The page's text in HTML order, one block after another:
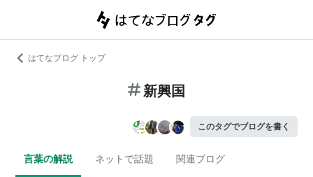
はてなブログ トップ
新興国
このタグでブログを書く
言葉の解説 ネットで話題 関連ブログ